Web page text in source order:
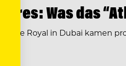
Was das
The Royal in Dubai kamen